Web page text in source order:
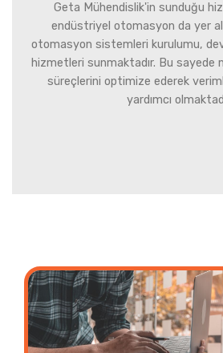
Geta Mühendislik'in sunduğu
endüstriyel otomasyon da yer
otomasyon sistemleri kurulumu,
hizmetleri sunmaktadır. Bu sayede
süreçlerini optimize ederek
yardımcı